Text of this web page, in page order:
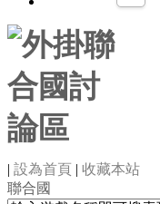
| 設為首頁 | 收藏本站
聯合國